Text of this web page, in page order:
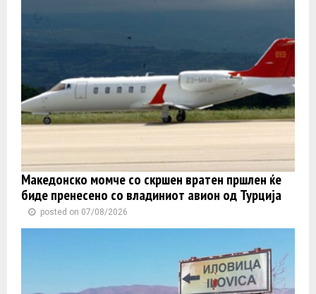
Македонско момче со скршен вратен пршлен ќе
биде пренесено со владиниот авион од Турција
posted on 07/08/2026